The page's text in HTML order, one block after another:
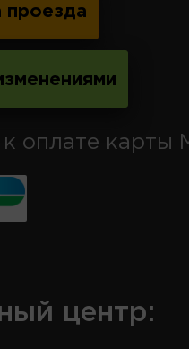
проезда
к оплате карты
центр: